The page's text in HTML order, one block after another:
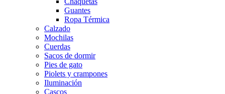
Guantes
Ropa Térmica
Calzado
Mochilas
Cuerdas
Sacos de dormir
Pies de gato
Piolets y crampones
Iluminación
Cascos